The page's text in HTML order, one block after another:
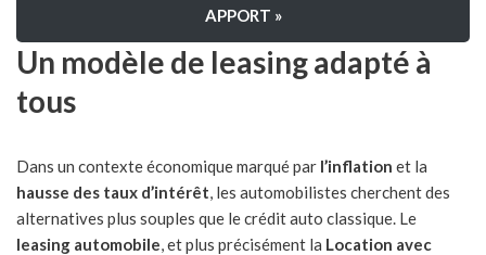
APPORT »
Un modèle de leasing adapté à
tous
Dans un contexte économique marqué par l’inflation et la
hausse des taux d’intérêt, les automobilistes cherchent des
alternatives plus souples que le crédit auto classique. Le
leasing automobile, et plus précisément la Location avec